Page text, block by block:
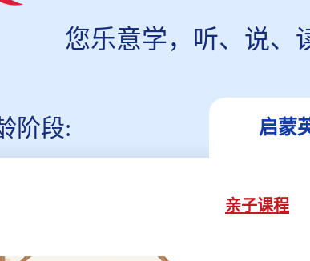
您乐意学，听、说、
阶段: 启蒙
亲子课程